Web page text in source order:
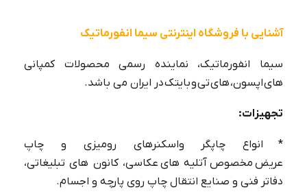
آشنایی با فروشگاه اینترنتی سیما انفورماتیک
سیما انفورماتیک، نماینده رسمی محصولات کمپانی
های اپسون، های تی و بایتک در ایران می باشد.
تجهیزات:
* انواع چاپگر واسکنرهای رومیزی و چاپ
عریض مخصوص آتلیه های عکاسی، کانون های تبلیغاتی،
دفاتر فنی و صنایع انتقال چاپ روی پارچه و اجسام.